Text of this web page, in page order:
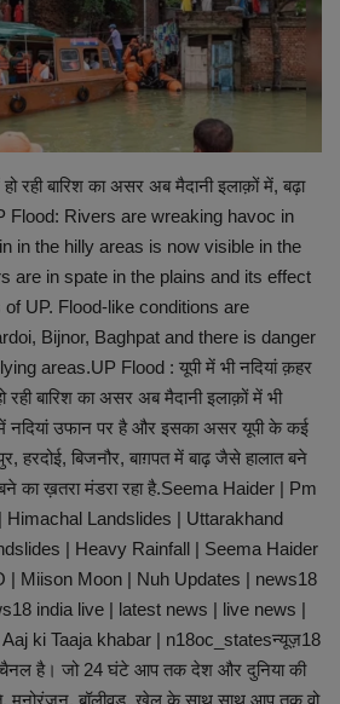
रही बारिश का असर अब मैदानी इलाक़ों में, बढ़ा
Flood: Rivers are wreaking havoc in
in the hilly areas is now visible in the
are in spate in the plains and its effect
UP. Flood-like conditions are
Bijnor, Baghpat and there is danger
areas.UP Flood : यूपी में भी नदियां क़हर
रही बारिश का असर अब मैदानी इलाक़ों में भी
नदियां उफान पर है और इसका असर यूपी के कई
हरदोई, बिजनौर, बाग़पत में बाढ़ जैसे हालात बने
का ख़तरा मंडरा रहा है.Seema Haider | Pm
Himachal Landslides | Uttarakhand
| Heavy Rainfall | Seema Haider
| Miison Moon | Nuh Updates | news18
india live | latest news | live news |
ki Taaja khabar | n18oc_statesन्यूज़18
चैनल है। जो 24 घंटे आप तक देश और दुनिया की
मनोरंजन, बॉलीवुड, खेल के साथ साथ आप तक वो